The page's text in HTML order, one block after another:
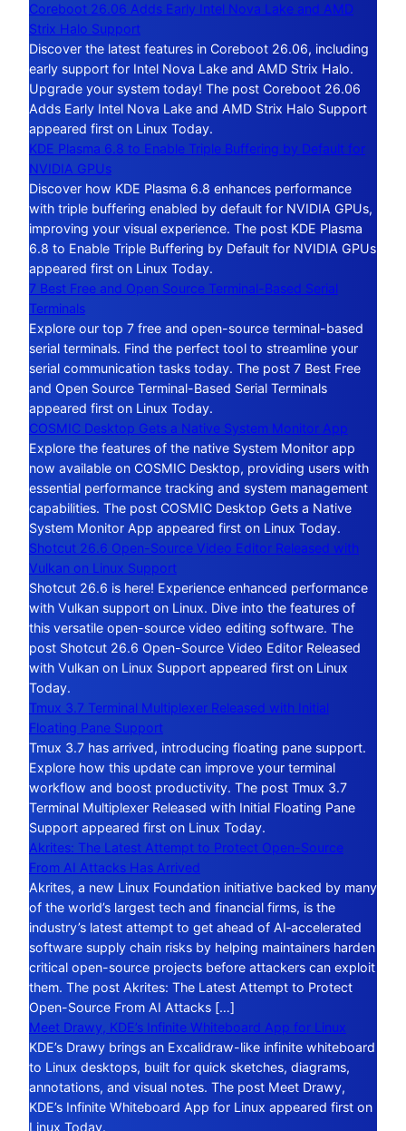
Coreboot 26.06 Adds Early Intel Nova Lake and AMD
Strix Halo Support
Discover the latest features in Coreboot 26.06, including
early support for Intel Nova Lake and AMD Strix Halo.
Upgrade your system today! The post Coreboot 26.06
Adds Early Intel Nova Lake and AMD Strix Halo Support
appeared first on Linux Today.
KDE Plasma 6.8 to Enable Triple Buffering by Default for
NVIDIA GPUs
Discover how KDE Plasma 6.8 enhances performance
with triple buffering enabled by default for NVIDIA GPUs,
improving your visual experience. The post KDE Plasma
6.8 to Enable Triple Buffering by Default for NVIDIA GPUs
appeared first on Linux Today.
7 Best Free and Open Source Terminal-Based Serial
Terminals
Explore our top 7 free and open-source terminal-based
serial terminals. Find the perfect tool to streamline your
serial communication tasks today. The post 7 Best Free
and Open Source Terminal-Based Serial Terminals
appeared first on Linux Today.
COSMIC Desktop Gets a Native System Monitor App
Explore the features of the native System Monitor app
now available on COSMIC Desktop, providing users with
essential performance tracking and system management
capabilities. The post COSMIC Desktop Gets a Native
System Monitor App appeared first on Linux Today.
Shotcut 26.6 Open-Source Video Editor Released with
Vulkan on Linux Support
Shotcut 26.6 is here! Experience enhanced performance
with Vulkan support on Linux. Dive into the features of
this versatile open-source video editing software. The
post Shotcut 26.6 Open-Source Video Editor Released
with Vulkan on Linux Support appeared first on Linux
Today.
Tmux 3.7 Terminal Multiplexer Released with Initial
Floating Pane Support
Tmux 3.7 has arrived, introducing floating pane support.
Explore how this update can improve your terminal
workflow and boost productivity. The post Tmux 3.7
Terminal Multiplexer Released with Initial Floating Pane
Support appeared first on Linux Today.
Akrites: The Latest Attempt to Protect Open-Source
From AI Attacks Has Arrived
Akrites, a new Linux Foundation initiative backed by many
of the world’s largest tech and financial firms, is the
industry’s latest attempt to get ahead of AI‑accelerated
software supply chain risks by helping maintainers harden
critical open-source projects before attackers can exploit
them. The post Akrites: The Latest Attempt to Protect
Open-Source From AI Attacks […]
Meet Drawy, KDE’s Infinite Whiteboard App for Linux
KDE’s Drawy brings an Excalidraw-like infinite whiteboard
to Linux desktops, built for quick sketches, diagrams,
annotations, and visual notes. The post Meet Drawy,
KDE’s Infinite Whiteboard App for Linux appeared first on
Linux Today.